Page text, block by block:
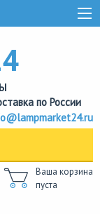
по России
Ваша корзина
пуста